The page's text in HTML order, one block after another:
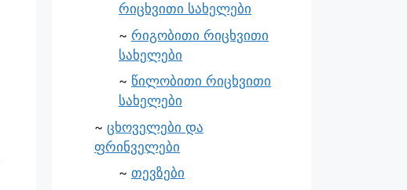
რიცხვითი სახელები
რიგობითი რიცხვითი
სახელები
წილობითი რიცხვითი
სახელები
ცხოველები და
ფრინველები
თევზები